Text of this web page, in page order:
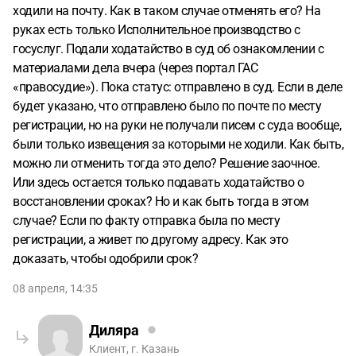
ходили на почту. Как в таком случае отменять его? На
руках есть только Исполнительное производство с
госуслуг. Подали ходатайство в суд об ознакомлении с
материалами дела вчера (через портал ГАС
«правосудие»). Пока статус: отправлено в суд. Если в деле
будет указано, что отправлено было по почте по месту
регистрации, но на руки не получали писем с суда вообще,
были только извещения за которыми не ходили. Как быть,
можно ли отменить тогда это дело? Решение заочное.
Или здесь остается только подавать ходатайство о
восстановлении сроках? Но и как быть тогда в этом
случае? Если по факту отправка была по месту
регистрации, а живет по другому адресу. Как это
доказать, чтобы одобрили срок?
08 апреля, 14:35
Диляра
Клиент, г. Казань